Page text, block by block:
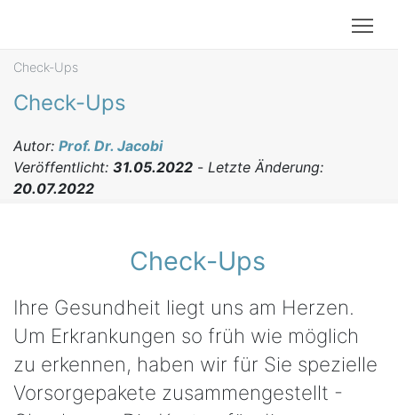
Check-Ups
Check-Ups
Autor: Prof. Dr. Jacobi
Veröffentlicht: 31.05.2022 - Letzte Änderung:
20.07.2022
Check-Ups
Ihre Gesundheit liegt uns am Herzen.
Um Erkrankungen so früh wie möglich
zu erkennen, haben wir für Sie spezielle
Vorsorgepakete zusammengestellt -